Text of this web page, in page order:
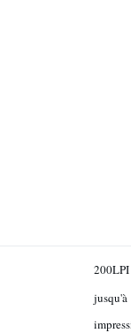
200LPI
jusqu'à